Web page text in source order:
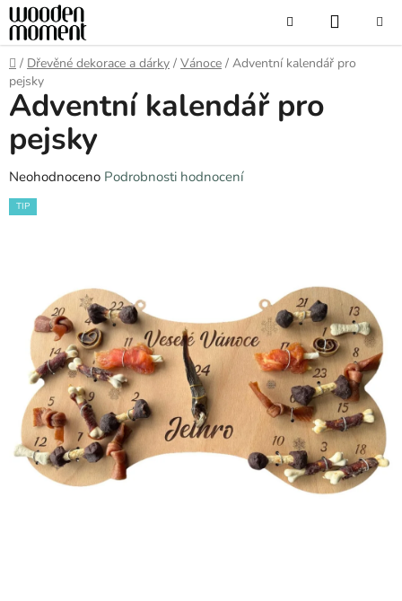
Přejít
na
obsah
KOŠÍK
Domů
/ Dřevěné dekorace a dárky / Vánoce / Adventní kalendář pro
pejsky
Adventní kalendář pro
pejsky
Průměrné
hodnocení
produktu
hvězdiček.
Neohodnoceno Podrobnosti hodnocení
TIP